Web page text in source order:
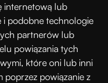
internetową lub
i podobne technologie
partnerów lub
powiązania tych
które oni lub inni
poprzez powiązanie z